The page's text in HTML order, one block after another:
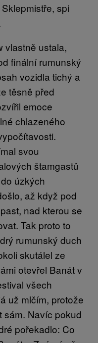
spi
vlastně ustala,
finální rumunský
vozidla tichý a
těsně před
emoce
chlazeného
svou
štamgastů
úzkých
až když pod
nad kterou se
Tak proto to
rumunský duch
skutálel ze
otevřel Banát v
všech
už mlčím, protože
sám. Navíc pokud
pořekadlo: Co